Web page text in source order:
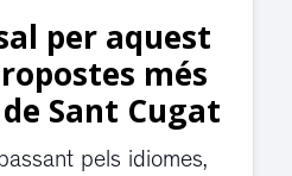
als
fins
una fuita